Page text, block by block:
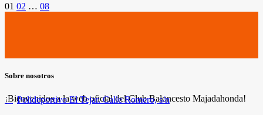
Paginación
entradas
01 02 … 08
Sobre nosotros
¡Bienvenidos a la web oficial del Club Baloncesto Majadahonda!
Polideportivo El Tejar. Calle Romero, s/n